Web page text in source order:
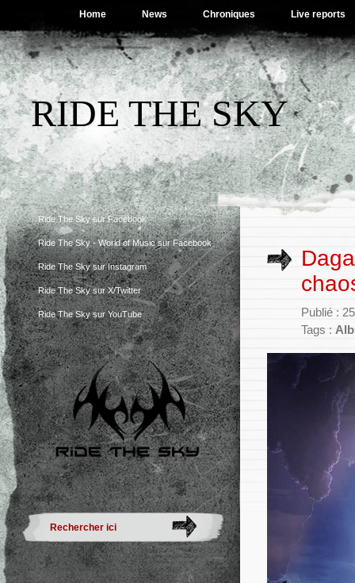
Home News Chroniques Live reports
RIDE THE SKY
Ride The Sky sur Facebook
Ride The Sky - World of Music sur Facebook
Ride The Sky sur Instagram
Ride The Sky sur X/Twitter
Ride The Sky sur YouTube
Publié :
Tags :